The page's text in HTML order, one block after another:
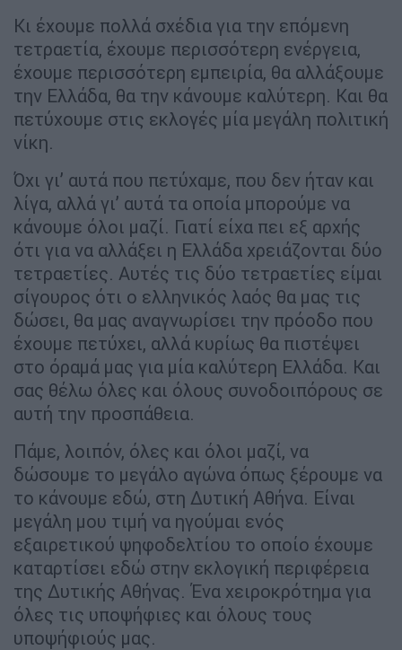
Κι έχουμε πολλά σχέδια για την επόμενη
τετραετία, έχουμε περισσότερη ενέργεια,
έχουμε περισσότερη εμπειρία, θα αλλάξουμε
την Ελλάδα, θα την κάνουμε καλύτερη. Και θα
πετύχουμε στις εκλογές μία μεγάλη πολιτική
νίκη.
Όχι γι’ αυτά που πετύχαμε, που δεν ήταν και
λίγα, αλλά γι’ αυτά τα οποία μπορούμε να
κάνουμε όλοι μαζί. Γιατί είχα πει εξ αρχής
ότι για να αλλάξει η Ελλάδα χρειάζονται δύο
τετραετίες. Αυτές τις δύο τετραετίες είμαι
σίγουρος ότι ο ελληνικός λαός θα μας τις
δώσει, θα μας αναγνωρίσει την πρόοδο που
έχουμε πετύχει, αλλά κυρίως θα πιστέψει
στο όραμά μας για μία καλύτερη Ελλάδα. Και
σας θέλω όλες και όλους συνοδοιπόρους σε
αυτή την προσπάθεια.
Πάμε, λοιπόν, όλες και όλοι μαζί, να
δώσουμε το μεγάλο αγώνα όπως ξέρουμε να
το κάνουμε εδώ, στη Δυτική Αθήνα. Είναι
μεγάλη μου τιμή να ηγούμαι ενός
εξαιρετικού ψηφοδελτίου το οποίο έχουμε
καταρτίσει εδώ στην εκλογική περιφέρεια
της Δυτικής Αθήνας. Ένα χειροκρότημα για
όλες τις υποψήφιες και όλους τους
υποψήφιούς μας.